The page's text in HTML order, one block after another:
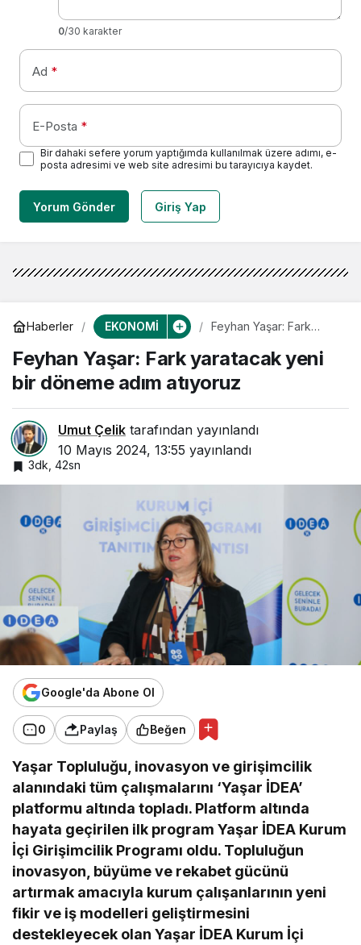
0/30 karakter
Ad *
E-Posta *
Bir dahaki sefere yorum yaptığımda kullanılmak üzere adımı, e-
posta adresimi ve web site adresimi bu tarayıcıya kaydet.
Yorum Gönder Giriş Yap
Haberler EKONOMİ
Feyhan Yaşar: Fark
döneme adım atıyoruz
Feyhan Yaşar: Fark yaratacak yeni
bir döneme adım atıyoruz
Umut Çelik tarafından yayınlandı
10 Mayıs 2024, 13:55 yayınlandı
3dk, 42sn
Google'da Abone Ol
0 Paylaş Beğen
Yaşar Topluluğu, inovasyon ve girişimcilik
alanındaki tüm çalışmalarını ‘Yaşar İDEA’
platformu altında topladı. Platform altında
hayata geçirilen ilk program Yaşar İDEA Kurum
İçi Girişimcilik Programı oldu. Topluluğun
inovasyon, büyüme ve rekabet gücünü
artırmak amacıyla kurum çalışanlarının yeni
fikir ve iş modelleri geliştirmesini
destekleyecek olan Yaşar İDEA Kurum İçi